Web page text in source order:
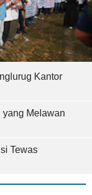
Kantor
yang Melawan
Tewas